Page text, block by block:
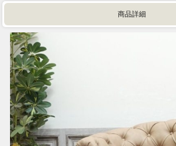
商品詳細